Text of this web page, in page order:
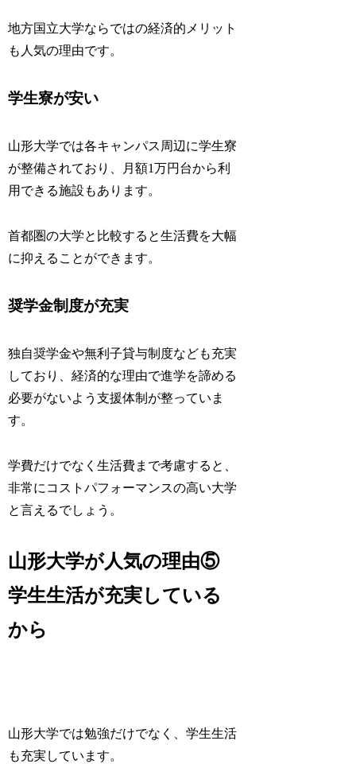
地方国立大学ならではの経済的メリット
も人気の理由です。
学生寮が安い
山形大学では各キャンパス周辺に学生寮
が整備されており、月額1万円台から利
用できる施設もあります。
首都圏の大学と比較すると生活費を大幅
に抑えることができます。
奨学金制度が充実
独自奨学金や無利子貸与制度なども充実
しており、経済的な理由で進学を諦める
必要がないよう支援体制が整っていま
す。
学費だけでなく生活費まで考慮すると、
非常にコストパフォーマンスの高い大学
と言えるでしょう。
山形大学が人気の理由⑤
学生生活が充実している
から
山形大学では勉強だけでなく、学生生活
も充実しています。